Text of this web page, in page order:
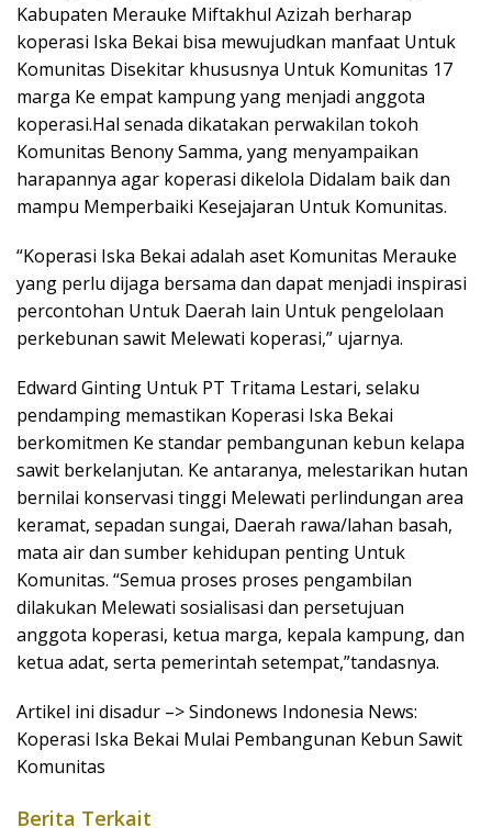
Kabupaten Merauke Miftakhul Azizah berharap
koperasi Iska Bekai bisa mewujudkan manfaat Untuk
Komunitas Disekitar khususnya Untuk Komunitas 17
marga Ke empat kampung yang menjadi anggota
koperasi.Hal senada dikatakan perwakilan tokoh
Komunitas Benony Samma, yang menyampaikan
harapannya agar koperasi dikelola Didalam baik dan
mampu Memperbaiki Kesejajaran Untuk Komunitas.
“Koperasi Iska Bekai adalah aset Komunitas Merauke
yang perlu dijaga bersama dan dapat menjadi inspirasi
percontohan Untuk Daerah lain Untuk pengelolaan
perkebunan sawit Melewati koperasi,” ujarnya.
Edward Ginting Untuk PT Tritama Lestari, selaku
pendamping memastikan Koperasi Iska Bekai
berkomitmen Ke standar pembangunan kebun kelapa
sawit berkelanjutan. Ke antaranya, melestarikan hutan
bernilai konservasi tinggi Melewati perlindungan area
keramat, sepadan sungai, Daerah rawa/lahan basah,
mata air dan sumber kehidupan penting Untuk
Komunitas. “Semua proses proses pengambilan
dilakukan Melewati sosialisasi dan persetujuan
anggota koperasi, ketua marga, kepala kampung, dan
ketua adat, serta pemerintah setempat,”tandasnya.
Artikel ini disadur –> Sindonews Indonesia News:
Koperasi Iska Bekai Mulai Pembangunan Kebun Sawit
Komunitas
Berita Terkait